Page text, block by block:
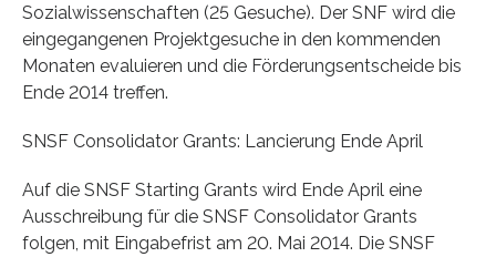
Sozialwissenschaften (25 Gesuche). Der SNF wird die
eingegangenen Projektgesuche in den kommenden
Monaten evaluieren und die Förderungsentscheide bis
Ende 2014 treffen.
SNSF Consolidator Grants: Lancierung Ende April
Auf die SNSF Starting Grants wird Ende April eine
Ausschreibung für die SNSF Consolidator Grants
folgen, mit Eingabefrist am 20. Mai 2014. Die SNSF